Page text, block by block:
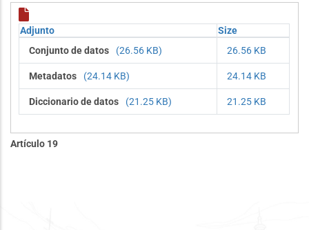
Adjunto
Size
Conjunto de datos
(26.56 KB) 26.56 KB
Metadatos (24.14 KB) 24.14 KB
Diccionario de datos (21.25 KB) 21.25 KB
Artículo 19